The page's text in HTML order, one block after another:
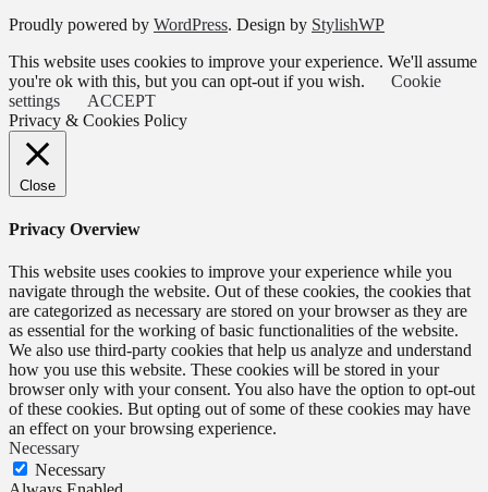
Proudly powered by WordPress. Design by StylishWP
This website uses cookies to improve your experience. We'll assume
you're ok with this, but you can opt-out if you wish.
Cookie
settings
ACCEPT
Privacy & Cookies Policy
Close
Privacy Overview
This website uses cookies to improve your experience while you
navigate through the website. Out of these cookies, the cookies that
are categorized as necessary are stored on your browser as they are
as essential for the working of basic functionalities of the website.
We also use third-party cookies that help us analyze and understand
how you use this website. These cookies will be stored in your
browser only with your consent. You also have the option to opt-out
of these cookies. But opting out of some of these cookies may have
an effect on your browsing experience.
Necessary
Necessary